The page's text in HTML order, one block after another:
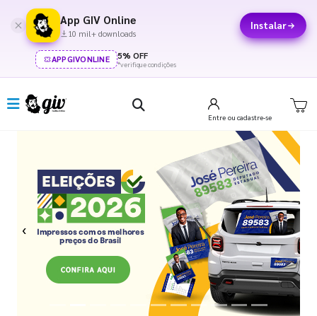
App GIV Online
10 mil+ downloads
Instalar
APPGIVONLINE 5% OFF
*verifique condições
Entre ou cadastre-se
Previous Next